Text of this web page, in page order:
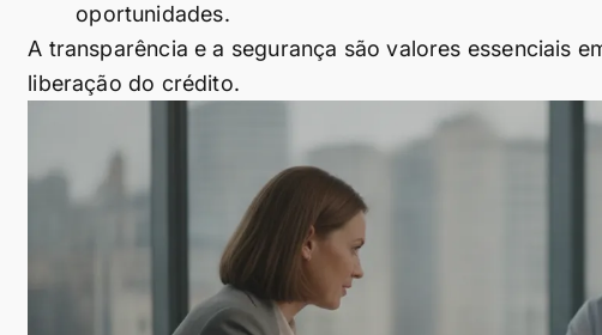
oportunidades.
A transparência e a segurança são valores essenciais
liberação do crédito.